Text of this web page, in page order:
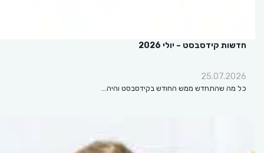
חדשות קידסבסט – יולי 2026
25.07.2026
כל מה שהתחדש ממש החודש בקידסבסט והיה…